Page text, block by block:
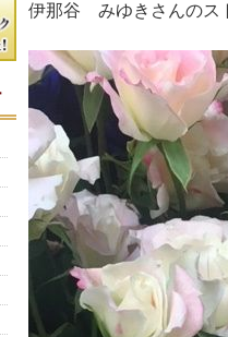
伊那谷 みゆきさんのス